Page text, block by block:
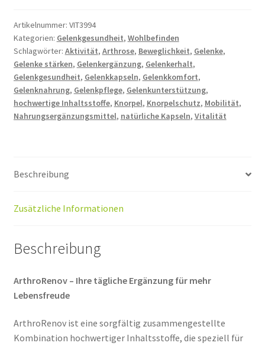
120
Kapseln
+
Tagesdecke
gratis
Menge
Artikelnummer: VIT3994
Kategorien: Gelenkgesundheit, Wohlbefinden
Schlagwörter: Aktivität, Arthrose, Beweglichkeit, Gelenke,
Gelenke stärken, Gelenkergänzung, Gelenkerhalt,
Gelenkgesundheit, Gelenkkapseln, Gelenkkomfort,
Gelenknahrung, Gelenkpflege, Gelenkunterstützung,
hochwertige Inhaltsstoffe, Knorpel, Knorpelschutz, Mobilität,
Nahrungsergänzungsmittel, natürliche Kapseln, Vitalität
Beschreibung
Zusätzliche Informationen
Beschreibung
ArthroRenov – Ihre tägliche Ergänzung für mehr
Lebensfreude
ArthroRenov ist eine sorgfältig zusammengestellte
Kombination hochwertiger Inhaltsstoffe, die speziell für